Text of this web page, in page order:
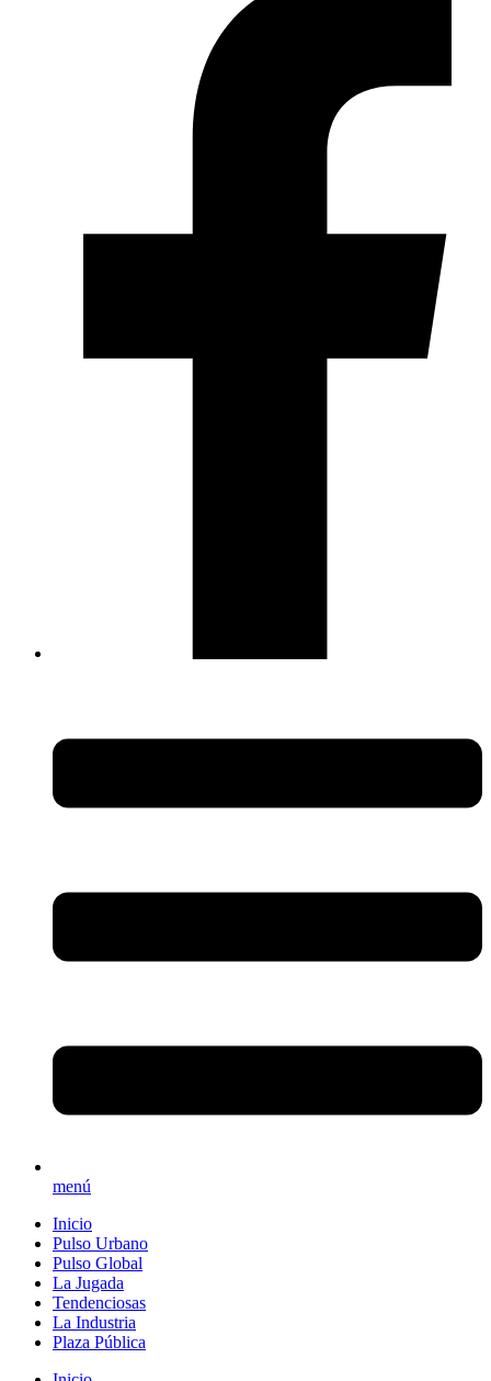
menú
Inicio
Pulso Urbano
Pulso Global
La Jugada
Tendenciosas
La Industria
Plaza Pública